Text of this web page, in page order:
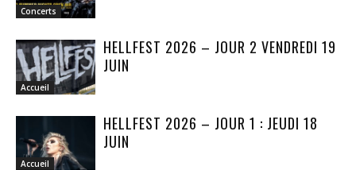
Concerts
Accueil
HELLFEST 2026 – JOUR 2 VENDREDI 19
JUIN
Accueil
HELLFEST 2026 – JOUR 1 : JEUDI 18
JUIN